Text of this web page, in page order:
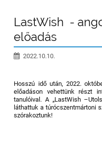
LastWish -
előadás
2022.10.10.
Hosszú idő után, 2022.
előadáson vehettünk részt
tanulóival. A „LastWish
láthattuk a túrócszentmártoni
szórakoztunk!